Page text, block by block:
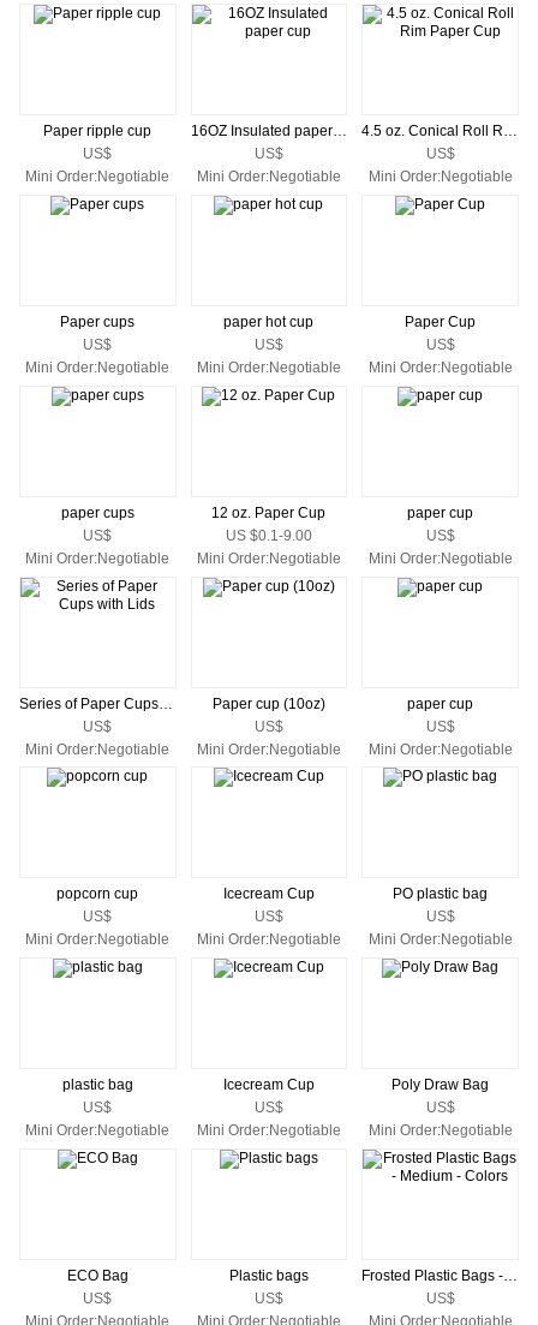
Paper ripple cup
US$
Mini Order:Negotiable
16OZ Insulated paper cup
US$
Mini Order:Negotiable
4.5 oz. Conical Roll Rim Paper Cup
US$
Mini Order:Negotiable
Paper cups
US$
Mini Order:Negotiable
paper hot cup
US$
Mini Order:Negotiable
Paper Cup
US$
Mini Order:Negotiable
paper cups
US$
Mini Order:Negotiable
12 oz. Paper Cup
US $0.1-9.00
Mini Order:Negotiable
paper cup
US$
Mini Order:Negotiable
US$
Mini Order:Negotiable
Paper cup (10oz)
US$
Mini Order:Negotiable
paper cup
US$
Mini Order:Negotiable
popcorn cup
US$
Mini Order:Negotiable
Icecream Cup
US$
Mini Order:Negotiable
PO plastic bag
US$
Mini Order:Negotiable
plastic bag
US$
Mini Order:Negotiable
Icecream Cup
US$
Mini Order:Negotiable
Poly Draw Bag
US$
Mini Order:Negotiable
ECO Bag
US$
Mini Order:Negotiable
Plastic bags
US$
Mini Order:Negotiable
Frosted Plastic Bags - Medium - Colors
US$
Mini Order:Negotiable